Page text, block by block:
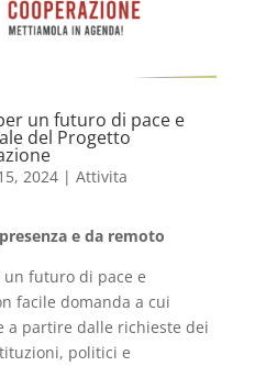
un futuro di pace e
del Progetto
2024| Attivita
e da remoto
un futuro di pace e
facile domanda a cui
a partire dalle richieste dei
politici e